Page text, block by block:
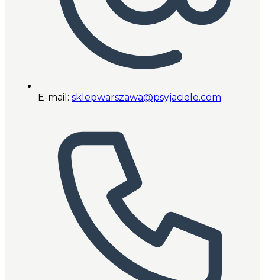
E-mail: sklepwarszawa@psyjaciele.com